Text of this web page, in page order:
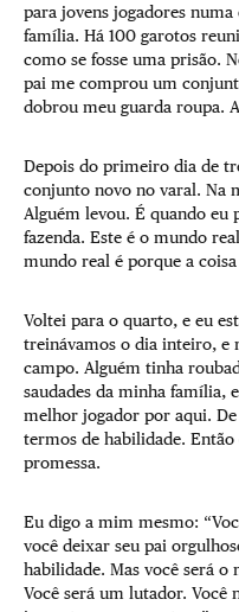
para jovens jogadores
família. Há 100 garotos
como se fosse uma prisão.
pai me comprou um
dobrou meu guarda roupa.
Depois do primeiro dia de
conjunto novo no varal. Na
Alguém levou. É quando eu
fazenda. Este é o mundo
mundo real é porque a coisa
Voltei para o quarto, e eu
treinávamos o dia inteiro, e
campo. Alguém tinha
saudades da minha família,
melhor jogador por aqui. De
termos de habilidade.
promessa.
Eu digo a mim mesmo:
você deixar seu pai
habilidade. Mas você será o
Você será um lutador. Você